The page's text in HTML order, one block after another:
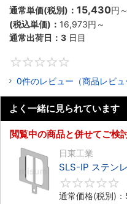
通常単価(税別)： 15,430円 ～
(税込単価)： 16,973円 ～
通常出荷日： 3 日目
0件のレビュー（商品レビュ
よく一緒に見られています
閲覧中の商品と併せてご検
日東工業
SLS-IP ステン
通常価格(税別)：